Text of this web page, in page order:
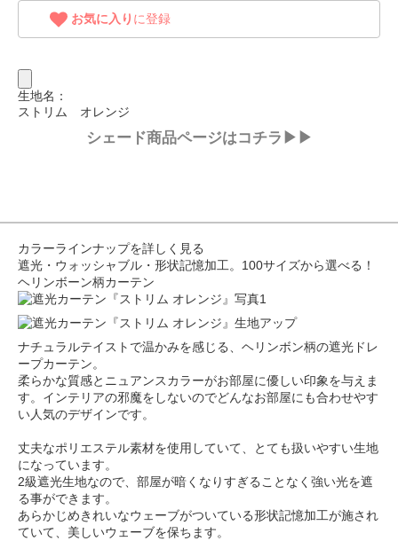
お気に入り に登録
生地名：
ストリム オレンジ
シェード商品ページはコチラ▶▶
カラーラインナップを詳しく見る
遮光・ウォッシャブル・形状記憶加工。100サイズから選べる！
ヘリンボーン柄カーテン
ナチュラルテイストで温かみを感じる、ヘリンボン柄の遮光ドレ
ープカーテン。
柔らかな質感とニュアンスカラーがお部屋に優しい印象を与えま
す。インテリアの邪魔をしないのでどんなお部屋にも合わせやす
い人気のデザインです。
丈夫なポリエステル素材を使用していて、とても扱いやすい生地
になっています。
2級遮光生地なので、部屋が暗くなりすぎることなく強い光を遮
る事ができます。
あらかじめきれいなウェーブがついている形状記憶加工が施され
ていて、美しいウェーブを保ちます。